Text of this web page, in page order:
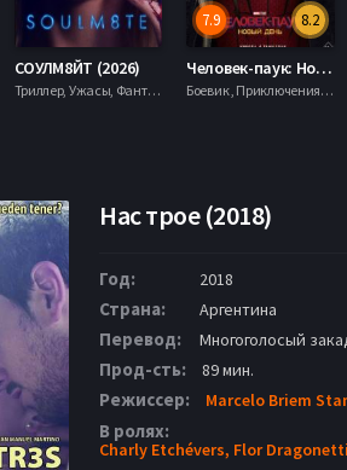
СОУЛМ8ЙТ (2026)
Триллер, Ужасы, Фантастика,
8.2
7.9
Человек-паук: Новый день (2026)
Боевик , Приключения, Фантастика, Фэнтези,
Нас трое (2018)
Год: 2018
Страна: Аргентина
Перевод: Многоголосый
Прод-сть: 89 мин.
Режиссер: Marcelo Briem
В ролях:
Charly Etchévers, Flor